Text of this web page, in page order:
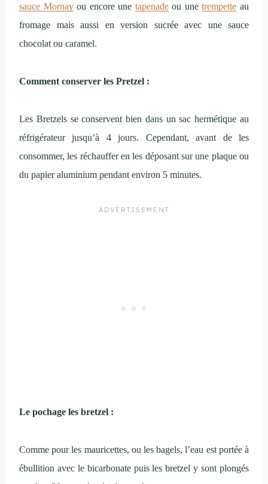
sauce Mornayou encore une tapenadeou unetrempette au
fromage mais aussi en version sucrée avec une sauce
chocolat ou caramel.
Comment conserver les Pretzel :
Les Bretzels se conservent bien dans un sac hermétique au
réfrigérateur jusqu’à 4 jours. Cependant, avant de les
consommer, les réchauffer en les déposant sur une plaque ou
du papier aluminium pendant environ 5 minutes.
Le pochage les bretzel :
Comme pour les mauricettes, ou les bagels, l’eau est portée à
ébullition avec le bicarbonate puis les bretzel y sont plongés